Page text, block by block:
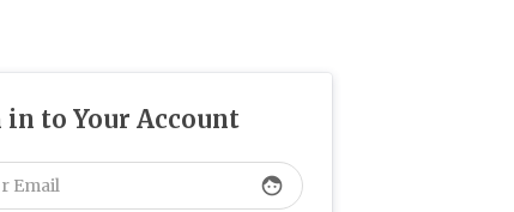
in to Your Account
face